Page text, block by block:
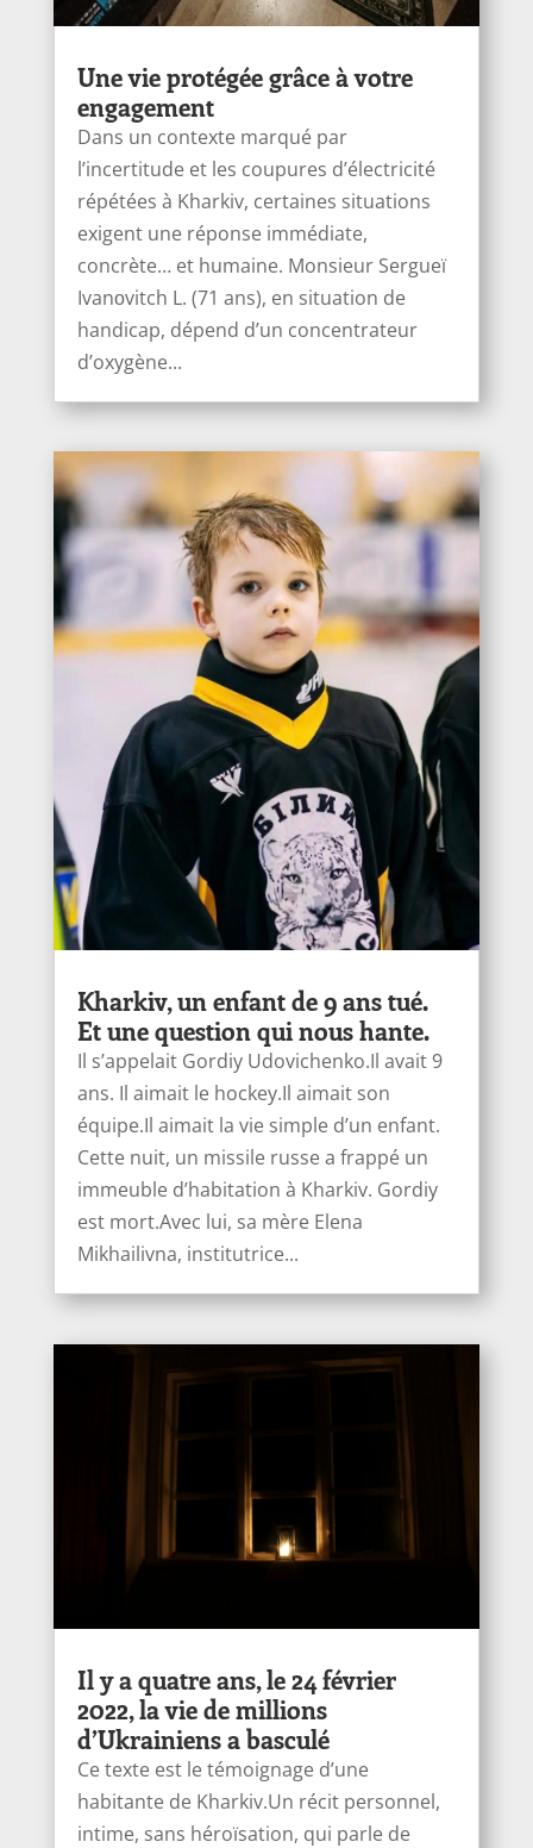
Une vie protégée grâce à votre
engagement
Dans un contexte marqué par
l’incertitude et les coupures d’électricité
répétées à Kharkiv, certaines situations
exigent une réponse immédiate,
concrète… et humaine. Monsieur Sergueï
Ivanоvitch L. (71 ans), en situation de
handicap, dépend d’un concentrateur
d’oxygène...
Kharkiv, un enfant de 9 ans tué.
Et une question qui nous hante.
Il s’appelait Gordiy Udovichenko.Il avait 9
ans. Il aimait le hockey.Il aimait son
équipe.Il aimait la vie simple d’un enfant.
Cette nuit, un missile russe a frappé un
immeuble d’habitation à Kharkiv. Gordiy
est mort.Avec lui, sa mère Elena
Mikhailivna, institutrice...
Il y a quatre ans, le 24 février
2022, la vie de millions
d’Ukrainiens a basculé
Ce texte est le témoignage d’une
habitante de Kharkiv.Un récit personnel,
intime, sans héroïsation, qui parle de